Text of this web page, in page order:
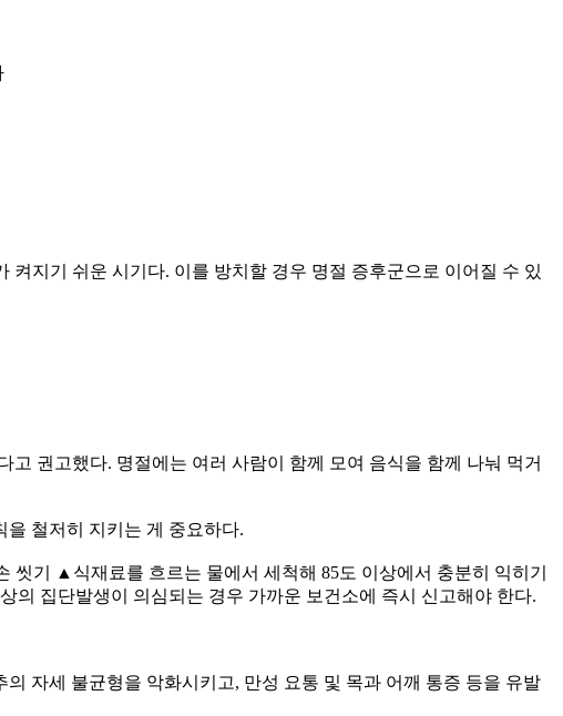
지기 쉬운 시기다. 이를 방치할 경우 명절 증후군으로 이어질 수 있
권고했다. 명절에는 여러 사람이 함께 모여 음식을 함께 나눠 먹거
철저히 지키는 게 중요하다.
씻기 ▲식재료를 흐르는 물에서 세척해 85도 이상에서 충분히 익히기
의 집단발생이 의심되는 경우 가까운 보건소에 즉시 신고해야 한다.
자세 불균형을 악화시키고, 만성 요통 및 목과 어깨 통증 등을 유발